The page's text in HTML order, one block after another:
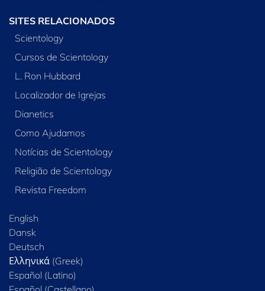
SITES RELACIONADOS
Scientology
Cursos de Scientology
L. Ron Hubbard
Localizador de Igrejas
Dianetics
Como Ajudamos
Notícias de Scientology
Religião de Scientology
Revista Freedom
English
Dansk
Deutsch
Ελληνικά (Greek)
Español (Latino)